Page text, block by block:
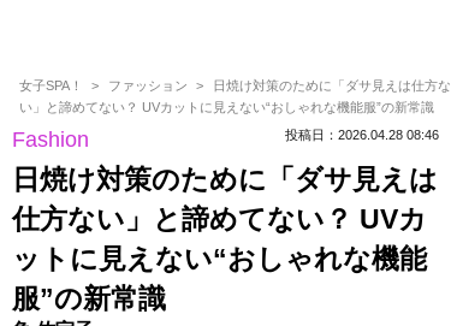
女子SPA！ ファッション
日焼け対策のために「ダサ見えは仕方な
い」と諦めてない？ UVカットに見えない“おしゃれな機能服”の新常識
Fashion 投稿日：2026.04.28 08:46
日焼け対策のために「ダサ見えは
仕方ない」と諦めてない？ UVカ
ットに見えない“おしゃれな機能
服”の新常識